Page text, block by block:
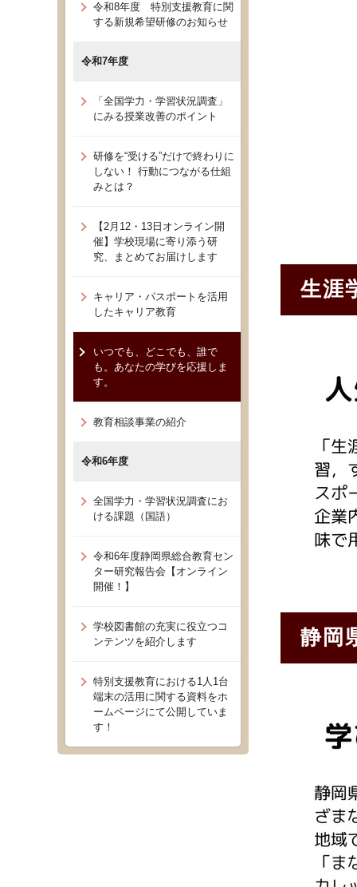
生涯
静岡
令和8年度 特別支援教育に関
する新規希望研修のお知らせ
令和7年度
「全国学力・学習状況調査」
にみる授業改善のポイント
研修を“受ける”だけで終わりに
しない！ 行動につながる仕組
みとは？
【2月12・13日オンライン開
催】学校現場に寄り添う研
究、まとめてお届けします
キャリア・パスポートを活用
したキャリア教育
いつでも、どこでも、誰で
も。あなたの学びを応援しま
す。
教育相談事業の紹介
令和6年度
全国学力・学習状況調査にお
ける課題（国語）
令和6年度静岡県総合教育セン
ター研究報告会【オンライン
開催！】
学校図書館の充実に役立つコ
ンテンツを紹介します
特別支援教育における1人1台
端末の活用に関する資料をホ
ームページにて公開していま
す！